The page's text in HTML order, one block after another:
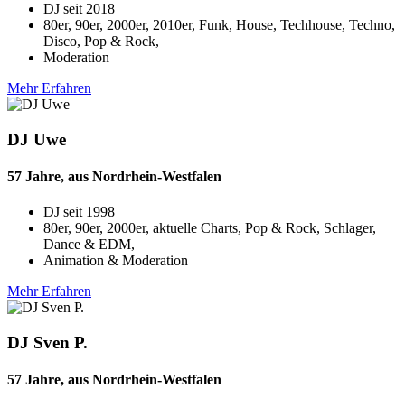
DJ seit 2018
80er, 90er, 2000er, 2010er, Funk, House, Techhouse, Techno,
Disco, Pop & Rock,
Moderation
Mehr Erfahren
DJ Uwe
57 Jahre, aus Nordrhein-Westfalen
DJ seit 1998
80er, 90er, 2000er, aktuelle Charts, Pop & Rock, Schlager,
Dance & EDM,
Animation & Moderation
Mehr Erfahren
DJ Sven P.
57 Jahre, aus Nordrhein-Westfalen